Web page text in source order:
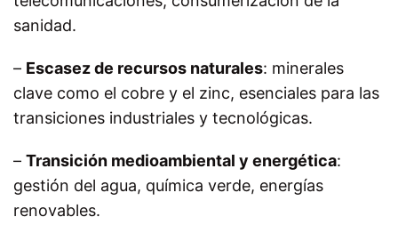
sanidad.
– Escasez de recursos naturales: minerales
clave como el cobre y el zinc, esenciales para las
transiciones industriales y tecnológicas.
– Transición medioambiental y energética:
gestión del agua, química verde, energías
renovables.